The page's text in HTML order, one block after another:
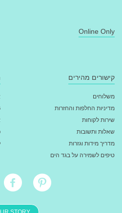
Online Only
קישורים מהירים
משלוחים
מדיניות החלפות והחזרות
שירות לקוחות
שאלות ותשובות
מדריך מידות וגזרות
טיפים לשמירה על בגד הים